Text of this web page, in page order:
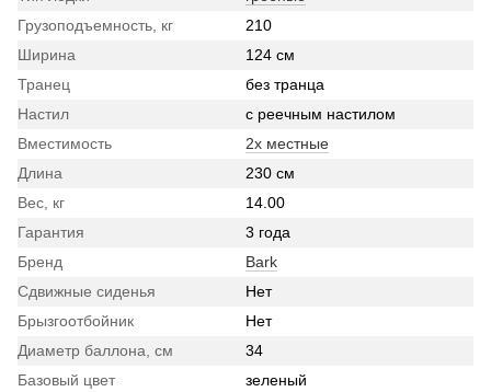
Грузоподъемность, кг
210
Ширина
124 см
Транец
без транца
Настил
с реечным настилом
Вместимость
2х местные
Длина
230 см
Вес, кг
14.00
Гарантия
3 года
Бренд
Bark
Сдвижные сиденья
Нет
Брызгоотбойник
Нет
Диаметр баллона, см
34
Базовый цвет
зеленый